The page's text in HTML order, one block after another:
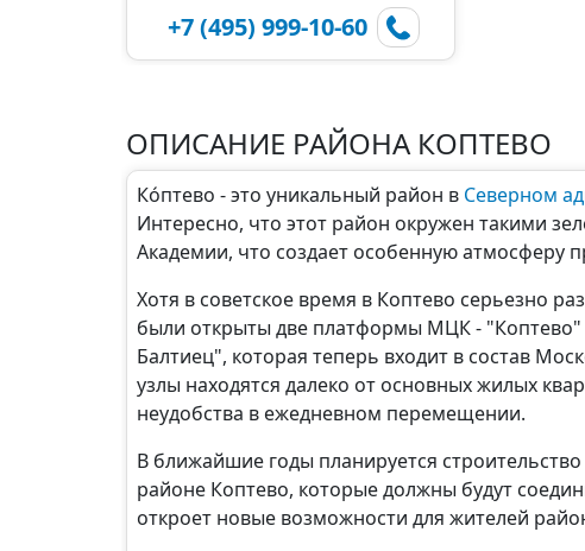
+7 (495) 999-10-60
ОПИСАНИЕ РАЙОНА КОПТЕВО
Ко́птево - это уникальный район в Северном
Интересно, что этот район окружен такими
Академии, что создает особенную атмосферу
Хотя в советское время в Коптево серьезно
были открыты две платформы МЦК - "Коптево"
Балтиец", которая теперь входит в состав
узлы находятся далеко от основных жилых
неудобства в ежедневном перемещении.
В ближайшие годы планируется
районе Коптево, которые должны будут
откроет новые возможности для жителей